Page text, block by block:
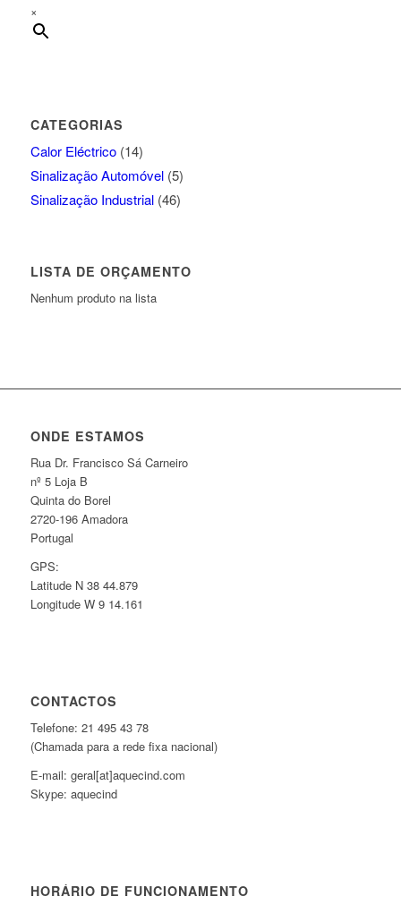
×
CATEGORIAS
Calor Eléctrico (14)
Sinalização Automóvel (5)
Sinalização Industrial (46)
LISTA DE ORÇAMENTO
Nenhum produto na lista
ONDE ESTAMOS
Rua Dr. Francisco Sá Carneiro
nº 5 Loja B
Quinta do Borel
2720-196 Amadora
Portugal
GPS:
Latitude N 38 44.879
Longitude W 9 14.161
CONTACTOS
Telefone: 21 495 43 78
(Chamada para a rede fixa nacional)
E-mail: geral[at]aquecind.com
Skype: aquecind
HORÁRIO DE FUNCIONAMENTO